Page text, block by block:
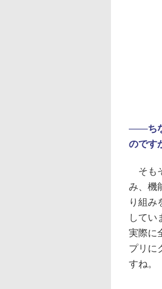
――ち
のです
そも
み、機
り組み
してい
実際に
プリに
すね。